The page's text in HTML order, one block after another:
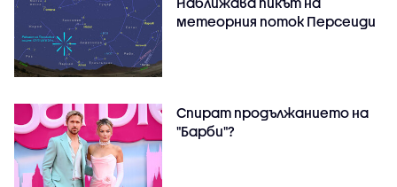
метеорния поток Персеиди
Спират продължанието на
"Барби"?